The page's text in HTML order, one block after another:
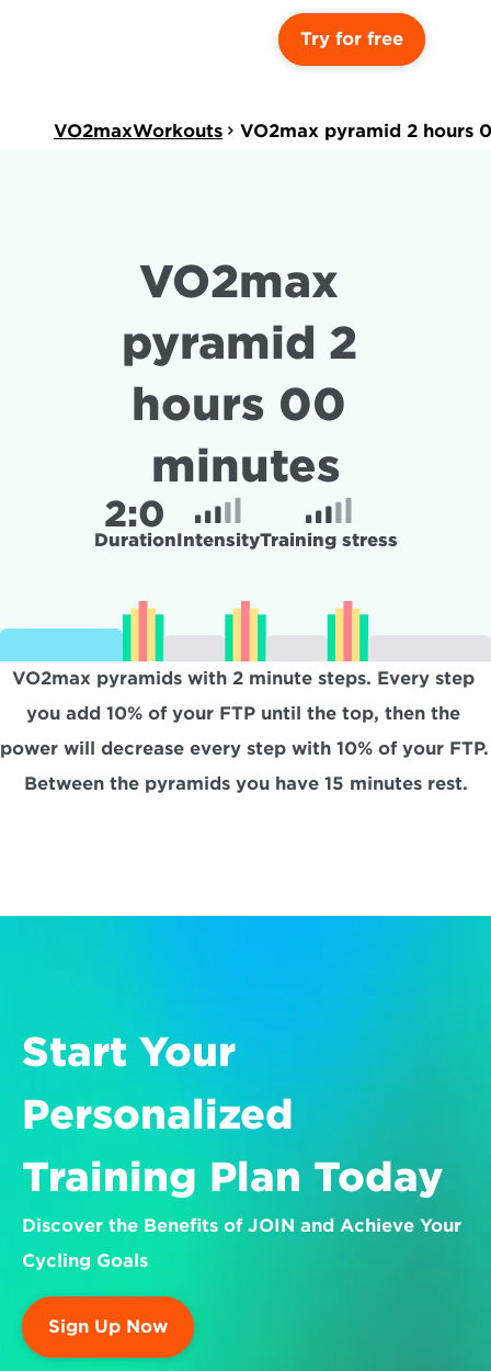
Try for free
VO2maxWorkouts VO2max pyramid 2 hours
VO2max
pyramid 2
hours 00
minutes
2:0
DurationIntensityTraining stress
VO2max pyramids with 2 minute steps. Every step
you add 10% of your FTP until the top, then the
power will decrease every step with 10% of your FTP.
Between the pyramids you have 15 minutes rest.
Start Your
Personalized
Training Plan Today
Discover the Benefits of JOIN and Achieve Your
Cycling Goals
Sign Up Now